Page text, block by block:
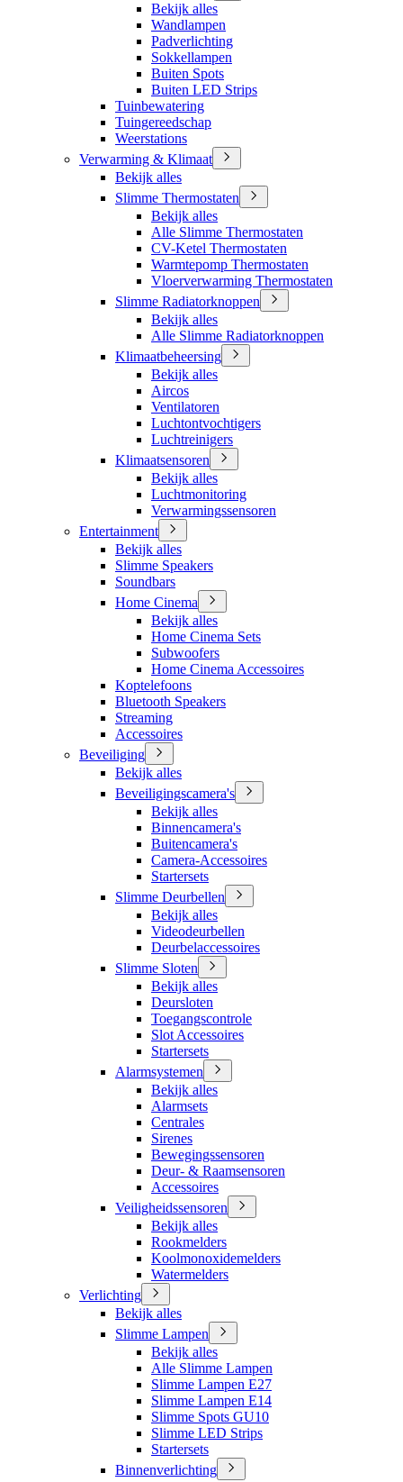
Bekijk alles
Wandlampen
Padverlichting
Sokkellampen
Buiten Spots
Buiten LED Strips
Tuinbewatering
Tuingereedschap
Weerstations
Verwarming & Klimaat
Bekijk alles
Slimme Thermostaten
Bekijk alles
Alle Slimme Thermostaten
CV-Ketel Thermostaten
Warmtepomp Thermostaten
Vloerverwarming Thermostaten
Slimme Radiatorknoppen
Bekijk alles
Alle Slimme Radiatorknoppen
Klimaatbeheersing
Bekijk alles
Aircos
Ventilatoren
Luchtontvochtigers
Luchtreinigers
Klimaatsensoren
Bekijk alles
Luchtmonitoring
Verwarmingssensoren
Entertainment
Bekijk alles
Slimme Speakers
Soundbars
Home Cinema
Bekijk alles
Home Cinema Sets
Subwoofers
Home Cinema Accessoires
Koptelefoons
Bluetooth Speakers
Streaming
Accessoires
Beveiliging
Bekijk alles
Beveiligingscamera's
Bekijk alles
Binnencamera's
Buitencamera's
Camera-Accessoires
Startersets
Slimme Deurbellen
Bekijk alles
Videodeurbellen
Deurbelaccessoires
Slimme Sloten
Bekijk alles
Deursloten
Toegangscontrole
Slot Accessoires
Startersets
Alarmsystemen
Bekijk alles
Alarmsets
Centrales
Sirenes
Bewegingssensoren
Deur- & Raamsensoren
Accessoires
Veiligheidssensoren
Bekijk alles
Rookmelders
Koolmonoxidemelders
Watermelders
Verlichting
Bekijk alles
Slimme Lampen
Bekijk alles
Alle Slimme Lampen
Slimme Lampen E27
Slimme Lampen E14
Slimme Spots GU10
Slimme LED Strips
Startersets
Binnenverlichting